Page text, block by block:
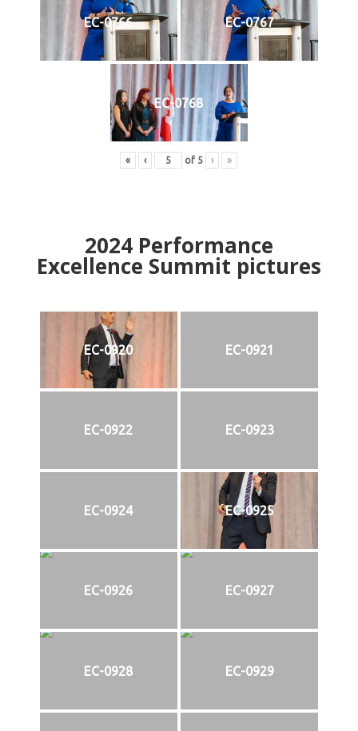
EC-0766 EC-0767
EC-0768
« ‹ of 5 › »
2024Performance
Excellence Summit pictures
EC-0920 EC-0921
EC-0922 EC-0923
EC-0924 EC-0925
EC-0926 EC-0927
EC-0928 EC-0929